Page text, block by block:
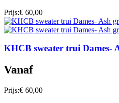
Prijs:€ 60,00
KHCB sweater trui Dames-
Vanaf
Prijs:€ 60,00